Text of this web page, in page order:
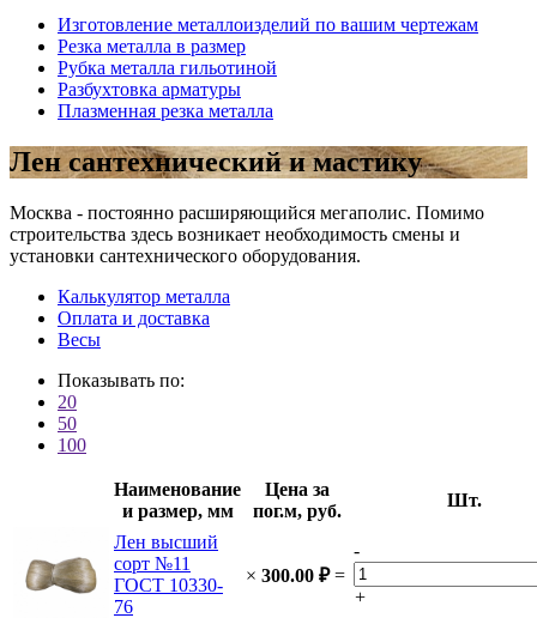
Изготовление металлоизделий по вашим чертежам
Резка металла в размер
Рубка металла гильотиной
Разбухтовка арматуры
Плазменная резка металла
Лен сантехнический и мастику
Москва - постоянно расширяющийся мегаполис. Помимо
строительства здесь возникает необходимость смены и
установки сантехнического оборудования.
Калькулятор металла
Оплата и доставка
Весы
Показывать по:
20
50
100
Наименование
и размер, мм
Цена за
пог.м, руб.
Шт.
Лен высший
сорт №11
ГОСТ 10330-
76
× 300.00 ₽ =
-
+